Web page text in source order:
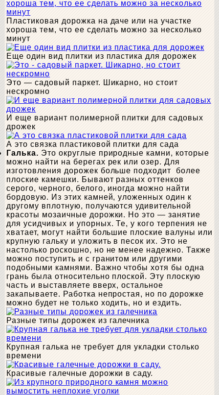
Пластиковая дорожка на даче или на участке
хороша тем, что ее сделать можно за несколько
минут
Еще один вид плитки из пластика для дорожек
Это — садовый паркет. Шикарно, но стоит
нескромно
И еще вариант полимерной плитки для садовых
дрожек
А это связка пластиковой плитки для сада
Галька. Это округлые природные камни, которые
можно найти на берегах рек или озер. Для
изготовления дорожек больше подходит более
плоские камешки. Бывают разных оттенков
серого, черного, белого, иногда можно найти
бордовую. Из этих камней, уложенных один к
другому вплотную, получаются удивительной
красоты мозаичные дорожки. Но это — занятие
для усидчивых и упорных. Те, у кого терпения не
хватает, могут найти большие плоские валуны или
крупную гальку и уложить в песок их. Это не
настолько роскошно, но не менее надежно. Также
можно поступить и с гранитом или другими
подобными камнями. Важно чтобы хотя бы одна
грань была относительно плоской. Эту плоскую
часть и выставляете вверх, остальное
закапываете. Работка непростая, но по дорожке
можно будет не только ходить, но и ездить.
Разные типы дорожек из галечника
Крупная галька не требует для укладки столько
времени
Красивые галечные дорожки в саду.